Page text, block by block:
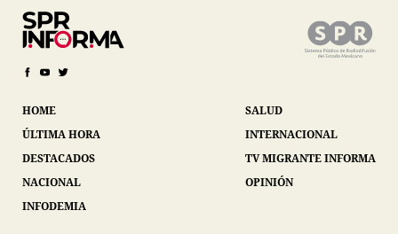
HOME
ÚLTIMA HORA
DESTACADOS
NACIONAL
INFODEMIA
SALUD
INTERNACIONAL
TV MIGRANTE INFORMA
OPINIÓN